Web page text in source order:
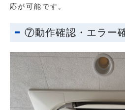
応が可能です。
⑦動作確認・エラー